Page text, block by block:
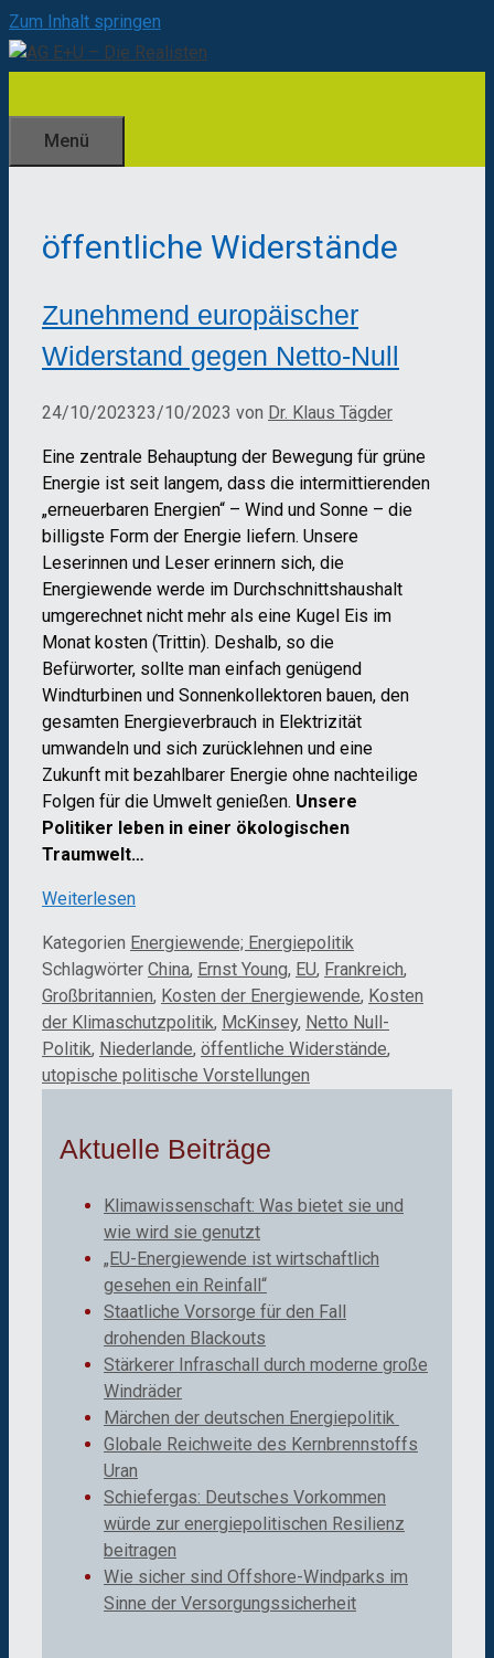
Zum Inhalt springen
Menü
öffentliche Widerstände
Zunehmend europäischer
Widerstand gegen Netto-Null
24/10/202323/10/2023 von Dr. Klaus Tägder
Eine zentrale Behauptung der Bewegung für grüne
Energie ist seit langem, dass die intermittierenden
„erneuerbaren Energien“ – Wind und Sonne – die
billigste Form der Energie liefern. Unsere
Leserinnen und Leser erinnern sich, die
Energiewende werde im Durchschnittshaushalt
umgerechnet nicht mehr als eine Kugel Eis im
Monat kosten (Trittin). Deshalb, so die
Befürworter, sollte man einfach genügend
Windturbinen und Sonnenkollektoren bauen, den
gesamten Energieverbrauch in Elektrizität
umwandeln und sich zurücklehnen und eine
Zukunft mit bezahlbarer Energie ohne nachteilige
Folgen für die Umwelt genießen. Unsere
Politiker leben in einer ökologischen
Traumwelt…
Weiterlesen
Kategorien Energiewende; Energiepolitik
Schlagwörter China, Ernst Young, EU, Frankreich,
Großbritannien, Kosten der Energiewende, Kosten
der Klimaschutzpolitik, McKinsey, Netto Null-
Politik, Niederlande, öffentliche Widerstände,
utopische politische Vorstellungen
Aktuelle Beiträge
Klimawissenschaft: Was bietet sie und
wie wird sie genutzt
„EU-Energiewende ist wirtschaftlich
gesehen ein Reinfall“
Staatliche Vorsorge für den Fall
drohenden Blackouts
Stärkerer Infraschall durch moderne große
Windräder
Märchen der deutschen Energiepolitik
Globale Reichweite des Kernbrennstoffs
Uran
Schiefergas: Deutsches Vorkommen
würde zur energiepolitischen Resilienz
beitragen
Wie sicher sind Offshore-Windparks im
Sinne der Versorgungssicherheit